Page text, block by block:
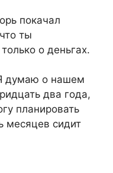
покачал
ты
о деньгах.
думаю о нашем
два года,
планировать
месяцев сидит